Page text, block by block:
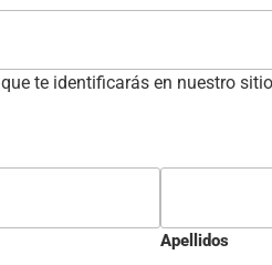
te identificarás en nuestro
Apellidos